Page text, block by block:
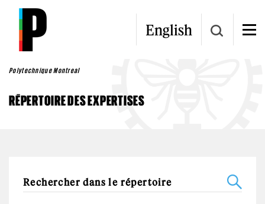
Aller au contenu principal
English
Polytechnique Montreal
RÉPERTOIRE DES EXPERTISES